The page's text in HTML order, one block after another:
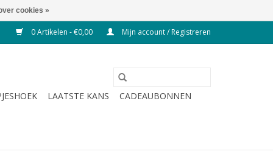
0 Artikelen - €0,00 Mijn account / Registreren
LAATSTE KANS
CADEAUBONNEN
cookies »